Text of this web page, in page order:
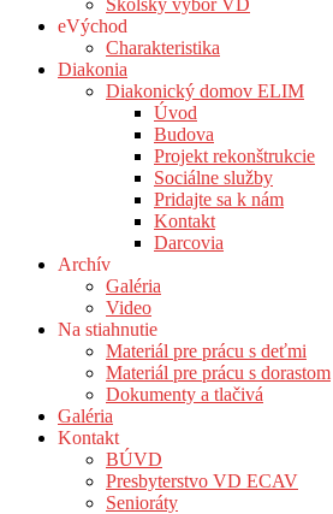
eVýchod
Charakteristika
Diakonia
Diakonický domov ELIM
Úvod
Budova
Projekt rekonštrukcie
Sociálne služby
Pridajte sa k nám
Kontakt
Darcovia
Archív
Galéria
Video
Na stiahnutie
Materiál pre prácu s deťmi
Materiál pre prácu s dorastom
Dokumenty a tlačivá
Galéria
Kontakt
BÚVD
Presbyterstvo VD ECAV
Senioráty